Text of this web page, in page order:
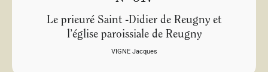
Le prieuré Saint -Didier de Reugny et
l’église paroissiale de Reugny
VIGNE Jacques